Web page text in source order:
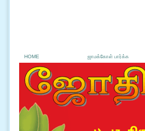
HOME ஜாமக்கோள் பார்க்க